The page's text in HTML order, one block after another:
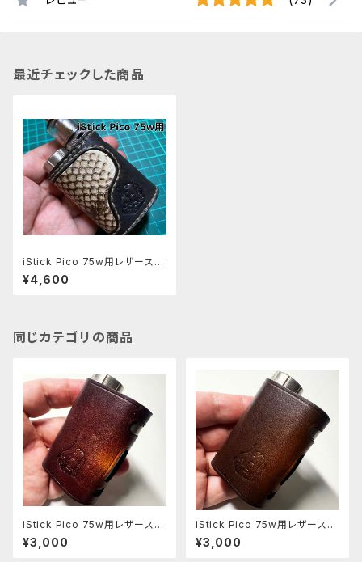
最近チェックした商品
iStick Pico 75w用レザースリ
ーブ [096-pc]
¥4,600
同じカテゴリの商品
iStick Pico 75w用レザースリ
ーブ [408-pc]
¥3,000
iStick Pico 75w用レザースリ
ーブ [406-pc]
¥3,000